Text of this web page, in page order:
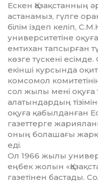
Ескен Қазақстанның
астанамыз, гүлге
білім іздеп келіп,
универ­си­тетіне
емтихан тапсырған
көзге түскені
екінші курсында
комсомол
сол жылы мені оқуға
алатындардың
оқуға қабылданған
газеттерге
оның болашағы
еді.
Ол 1966 жылы
еңбек жолын
газетінен бастады.